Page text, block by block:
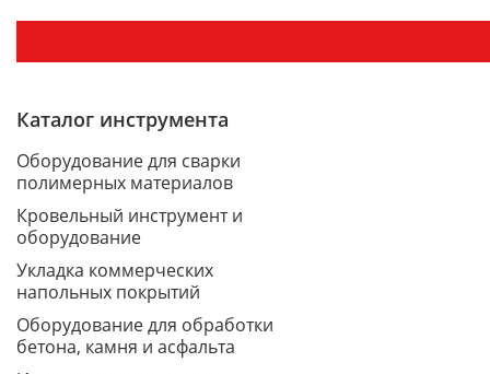
Каталог инструмента
Оборудование для сварки
полимерных материалов
Кровельный инструмент и
оборудование
Укладка коммерческих
напольных покрытий
Оборудование для обработки
бетона, камня и асфальта